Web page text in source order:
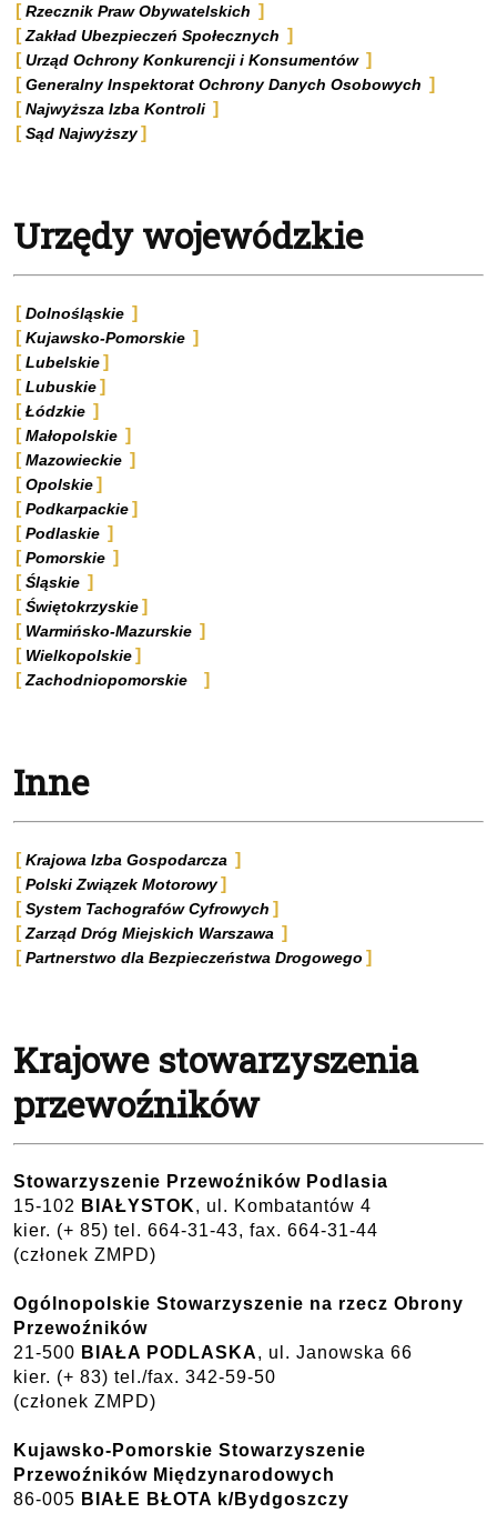
Rzecznik Praw Obywatelskich
Zakład Ubezpieczeń Społecznych
Urząd Ochrony Konkurencji i Konsumentów
Generalny Inspektorat Ochrony Danych Osobowych
Najwyższa Izba Kontroli
Sąd Najwyższy
Urzędy wojewódzkie
Dolnośląskie
Kujawsko-Pomorskie
Lubelskie
Lubuskie
Łódzkie
Małopolskie
Mazowieckie
Opolskie
Podkarpackie
Podlaskie
Pomorskie
Śląskie
Świętokrzyskie
Warmińsko-Mazurskie
Wielkopolskie
Zachodniopomorskie
Inne
Krajowa Izba Gospodarcza
Polski Związek Motorowy
System Tachografów Cyfrowych
Zarząd Dróg Miejskich Warszawa
Partnerstwo dla Bezpieczeństwa Drogowego
Krajowe stowarzyszenia
przewoźników
Stowarzyszenie Przewoźników Podlasia
15-102 BIAŁYSTOK, ul. Kombatantów 4
kier. (+ 85) tel. 664-31-43, fax. 664-31-44
(członek ZMPD)
Ogólnopolskie Stowarzyszenie na rzecz Obrony
Przewoźników
21-500 BIAŁA PODLASKA, ul. Janowska 66
kier. (+ 83) tel./fax. 342-59-50
(członek ZMPD)
Kujawsko-Pomorskie Stowarzyszenie
Przewoźników Międzynarodowych
86-005 BIAŁE BŁOTA k/Bydgoszczy